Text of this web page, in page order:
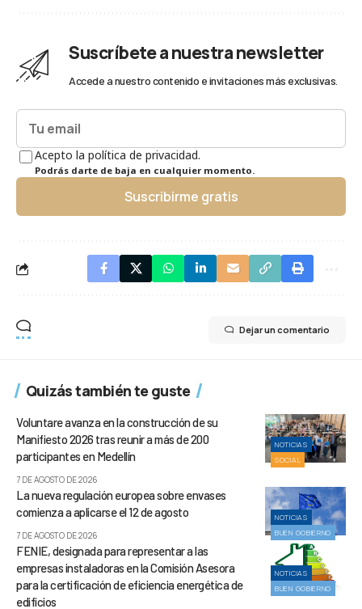
Suscríbete a nuestra newsletter
Accede a nuestro contenido e invitaciones más exclusivas.
Acepto la política de privacidad.
Podrás darte de baja en cualquier momento.
Suscribirme gratis
Dejar un comentario
Quizás también te guste
NOTICIAS
SOCIAL
Voluntare avanza en la construcción de su
Manifiesto 2026 tras reunir a más de 200
participantes en Medellín
7 DE AGOSTO DE 2026
NOTICIAS
BUEN GOBIERNO
La nueva regulación europea sobre envases
comienza a aplicarse el 12 de agosto
7 DE AGOSTO DE 2026
NOTICIAS
BUEN GOBIERNO
FENIE, designada para representar a las
empresas instaladoras en la Comisión Asesora
para la certificación de eficiencia energética de
edificios